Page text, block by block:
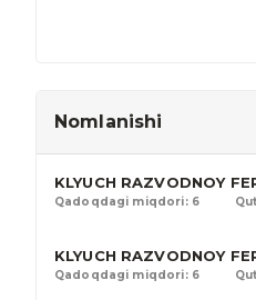
Nomlanishi
KLYUCH RAZVODNOY
Qadoqdagi miqdori: 6
KLYUCH RAZVODNOY
Qadoqdagi miqdori: 6